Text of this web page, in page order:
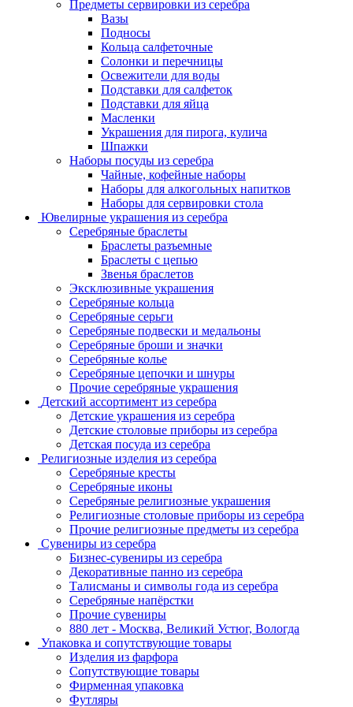
Предметы сервировки из серебра
Вазы
Подносы
Кольца салфеточные
Солонки и перечницы
Освежители для воды
Подставки для салфеток
Подставки для яйца
Масленки
Украшения для пирога, кулича
Шпажки
Наборы посуды из серебра
Чайные, кофейные наборы
Наборы для алкогольных напитков
Наборы для сервировки стола
Ювелирные украшения из серебра
Серебряные браслеты
Браслеты разъемные
Браслеты с цепью
Звенья браслетов
Эксклюзивные украшения
Серебряные кольца
Серебряные серьги
Серебряные подвески и медальоны
Серебряные броши и значки
Серебряные колье
Серебряные цепочки и шнуры
Прочие серебряные украшения
Детский ассортимент из серебра
Детские украшения из серебра
Детские столовые приборы из серебра
Детская посуда из серебра
Религиозные изделия из серебра
Серебряные кресты
Серебряные иконы
Серебряные религиозные украшения
Религиозные столовые приборы из серебра
Прочие религиозные предметы из серебра
Сувениры из серебра
Бизнес-сувениры из серебра
Декоративные панно из серебра
Талисманы и символы года из серебра
Серебряные напёрстки
Прочие сувениры
880 лет - Москва, Великий Устюг, Вологда
Упаковка и сопутствующие товары
Изделия из фарфора
Сопутствующие товары
Фирменная упаковка
Футляры